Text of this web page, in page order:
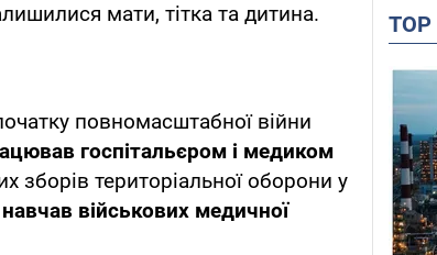
мати, тітка та дитина.
повномасштабної війни
госпітальєром і медиком
зборів територіальної оборони у
навчав військових медичної